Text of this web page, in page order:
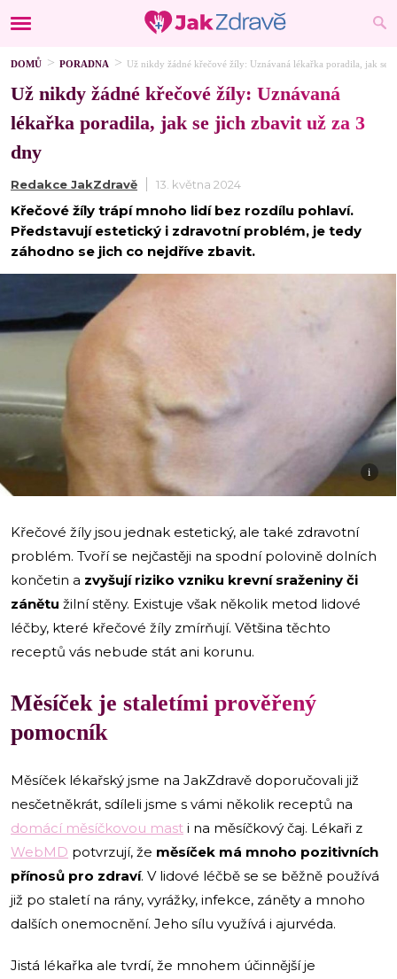
DOMŮ PORADNA Už nikdy žádné křečové žíly: Uznávaná lékařka poradila, jak se
Už nikdy žádné křečové žíly: Uznávaná
lékařka poradila, jak se jich zbavit už za 3
dny
Redakce JakZdravě 13. května 2024
Křečové žíly trápí mnoho lidí bez rozdílu pohlaví.
Představují estetický i zdravotní problém, je tedy
záhodno se jich co nejdříve zbavit.
i
Křečové žíly jsou jednak estetický, ale také zdravotní
problém. Tvoří se nejčastěji na spodní polovině dolních
končetin a zvyšují riziko vzniku krevní sraženiny či
zánětu žilní stěny. Existuje však několik metod lidové
léčby, které křečové žíly zmírňují. Většina těchto
receptů vás nebude stát ani korunu.
Měsíček je staletími prověřený
pomocník
Měsíček lékařský jsme na JakZdravě doporučovali již
nesčetněkrát, sdíleli jsme s vámi několik receptů na
domácí měsíčkovou mast i na měsíčkový čaj. Lékaři z
WebMD potvrzují, že měsíček má mnoho pozitivních
přínosů pro zdraví. V lidové léčbě se se běžně používá
již po staletí na rány, vyrážky, infekce, záněty a mnoho
dalších onemocnění. Jeho sílu využívá i ajurvéda.
Jistá lékařka ale tvrdí, že mnohem účinnější je